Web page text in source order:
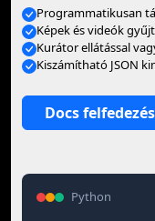
Programmatikusan
Képek és videók
Kurátor ellátással
Kiszámítható JSON
Docs
Python